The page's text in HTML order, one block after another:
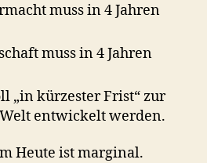
muss in 4 Jahren
muss in 4 Jahren
„in kürzester Frist“ zur
entwickelt werden.
Heute ist marginal.